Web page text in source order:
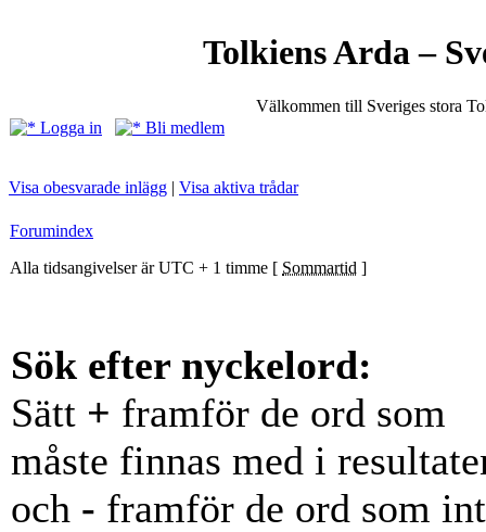
Tolkiens Arda –
Välkommen till Sveriges stora
Logga in
Bli medlem
Visa obesvarade inlägg | Visa aktiva trådar
Forumindex
Alla tidsangivelser är UTC + 1 timme [ Sommartid ]
Sök efter nyckelord:
Sätt + framför de ord som
måste finnas med i
och - framför de ord som